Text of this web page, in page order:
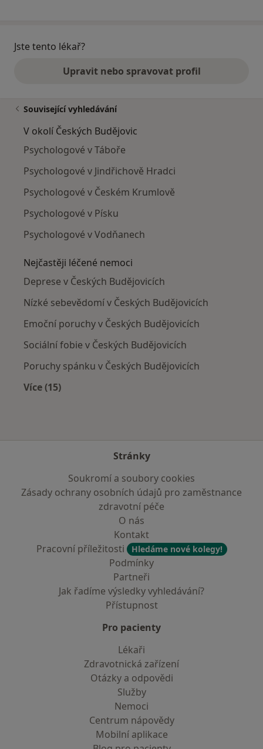
Jste tento lékař?
Upravit nebo spravovat profil
Související vyhledávání
V okolí Českých Budějovic
Psychologové v Táboře
Psychologové v Jindřichově Hradci
Psychologové v Českém Krumlově
Psychologové v Písku
Psychologové v Vodňanech
Nejčastěji léčené nemoci
Deprese v Českých Budějovicích
Nízké sebevědomí v Českých Budějovicích
Emoční poruchy v Českých Budějovicích
Sociální fobie v Českých Budějovicích
Poruchy spánku v Českých Budějovicích
Více (15)
Stránky
Soukromí a soubory cookies
Zásady ochrany osobních údajů pro zaměstnance
zdravotní péče
O nás
Kontakt
Pracovní příležitosti
Hledáme nové kolegy!
Podmínky
Partneři
Jak řadíme výsledky vyhledávání?
Přístupnost
Pro pacienty
Lékaři
Zdravotnická zařízení
Otázky a odpovědi
Služby
Nemoci
Centrum nápovědy
Mobilní aplikace